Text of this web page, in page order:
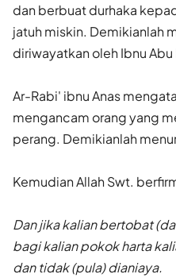
dan berbuat durhaka
jatuh miskin. Demikianlah
diriwayatkan oleh Ibnu Abu
Ar-Rabi' ibnu Anas
mengancam orang yang
perang. Demikianlah
Kemudian Allah Swt.
Dan jika kalian bertobat
bagi kalian pokok harta
dan tidak (pula) dianiaya.